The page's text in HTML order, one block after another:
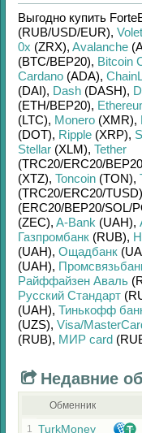
Выгодно купить
(RUB/USD/EUR), Volet
0x (ZRX), Avalanche
(BTC/BEP20), Bitcoin
Cardano (ADA),
(DAI), Dash (DASH),
(ETH/BEP20),
(LTC), Monero (XMR),
(DOT), Ripple (XRP),
Stellar (XLM), Tether
(TRC20/ERC20/
(XTZ), Toncoin (TON),
(TRC20/ERC20/TUSD)
(ERC20/BEP20/SOL/
(ZEC), A-Bank (UAH),
Газпромбанк (RUB),
(UAH), Ощадбанк
(UAH),
Райффайзен Аваль
Русский Стандарт
(UAH), Тинькофф
(UZS), Visa/
(RUB), МИР card
Недавние
Обменник
1 TurkMoney